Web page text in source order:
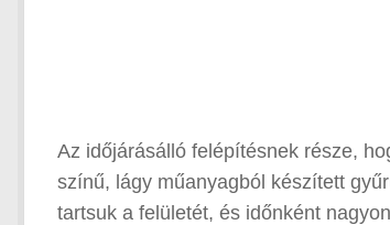
Az időjárásálló felépítésnek része,
színű, lágy műanyagból készített
tartsuk a felületét, és időnként